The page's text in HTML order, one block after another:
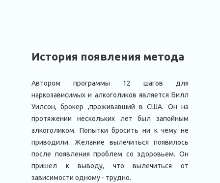
История появления метода
Автором программы 12 шагов для
наркозависимых и алкоголиков является Билл
Уилсон, брокер ,проживавший в США. Он на
протяжении нескольких лет был запойным
алкоголиком. Попытки бросить ни к чему не
приводили. Желание вылечиться появилось
после появления проблем со здоровьем. Он
пришел к выводу, что вылечиться от
зависимости одному - трудно.